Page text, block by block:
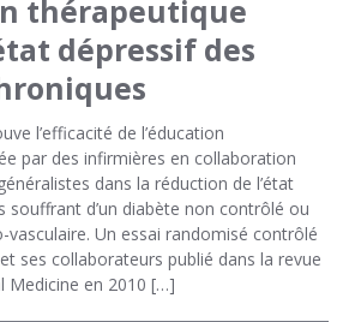
thérapeutique
dépressif des
l’efficacité de l’éducation
par des infirmières en collaboration
dans la réduction de l’état
souffrant d’un diabète non contrôlé ou
vasculaire. Un essai randomisé contrôlé
ses collaborateurs publié dans la revue
Medicine en 2010 […]